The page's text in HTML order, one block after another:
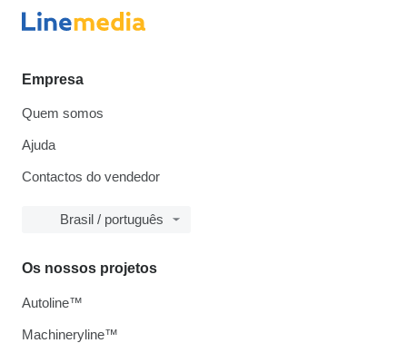
Empresa
Quem somos
Ajuda
Contactos do vendedor
Brasil / português
Os nossos projetos
Autoline™
Machineryline™